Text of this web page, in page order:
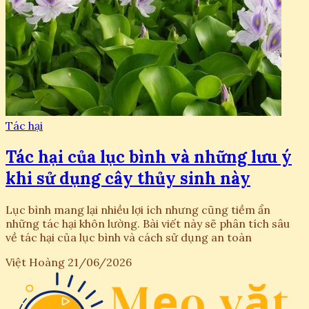
Tác hại
Tác hại của lục bình và những lưu ý
khi sử dụng cây thủy sinh này
Lục bình mang lại nhiều lợi ích nhưng cũng tiềm ẩn
những tác hại khôn lường. Bài viết này sẽ phân tích sâu
về tác hại của lục bình và cách sử dụng an toàn
Việt Hoàng 21/06/2026